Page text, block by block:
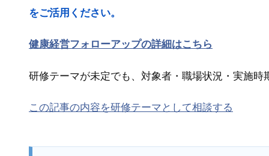
をご活用ください。
健康経営フォローアップの詳細はこちら
研修テーマが未定でも、対象者・職場状況・実施時
この記事の内容を研修テーマとして相談する